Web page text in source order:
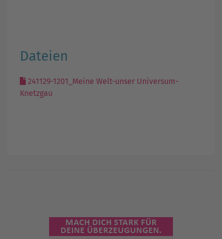
Dateien
241129-1201_Meine Welt-unser Universum-
Knetzgau